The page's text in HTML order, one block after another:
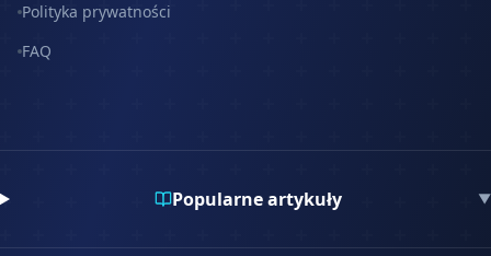
Polityka prywatności
FAQ
Popularne artykuły ▼